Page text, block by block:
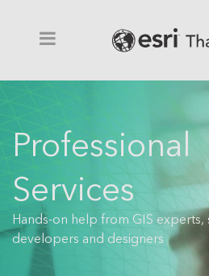
Professional
Services
Hands-on help from GIS experts,
developers and designers